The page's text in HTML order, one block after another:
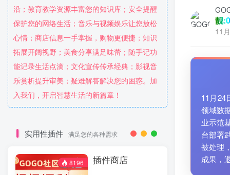
沿；教育教学资源丰富您的知识库；安全提醒
保护您的网络生活；音乐与视频娱乐让您放松
心情；商店信息一手掌握，购物更便捷；知识
拓展开阔视野；美食分享满足味蕾；随手记功
能记录生活点滴；文化宣传传承经典；影视音
乐赏析提升审美；疑难解答解决您的困惑。加
入我们，开启智慧生活的新篇章！
实用性插件 满足您的各种需求
8196 插件商店
靓
11
11月24
领域数
业示范
台部署
被处理
成果，